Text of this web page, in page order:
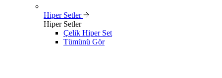
Hiper Setler
Hiper Setler
Çelik Hiper Set
Tümünü Gör